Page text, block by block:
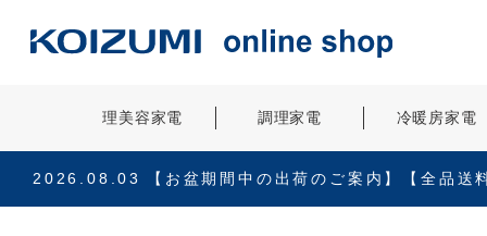
理美容家電 調理家電 冷暖房家電
2026.08.03 【お盆期間中の出荷のご案内】【全品送